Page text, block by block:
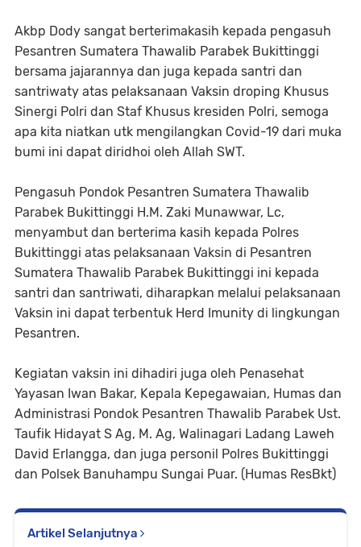
Akbp Dody sangat berterimakasih kepada pengasuh
Pesantren Sumatera Thawalib Parabek Bukittinggi
bersama jajarannya dan juga kepada santri dan
santriwaty atas pelaksanaan Vaksin droping Khusus
Sinergi Polri dan Staf Khusus kresiden Polri, semoga
apa kita niatkan utk mengilangkan Covid-19 dari muka
bumi ini dapat diridhoi oleh Allah SWT.
Pengasuh Pondok Pesantren Sumatera Thawalib
Parabek Bukittinggi H.M. Zaki Munawwar, Lc,
menyambut dan berterima kasih kepada Polres
Bukittinggi atas pelaksanaan Vaksin di Pesantren
Sumatera Thawalib Parabek Bukittinggi ini kepada
santri dan santriwati, diharapkan melalui pelaksanaan
Vaksin ini dapat terbentuk Herd Imunity di lingkungan
Pesantren.
Kegiatan vaksin ini dihadiri juga oleh Penasehat
Yayasan Iwan Bakar, Kepala Kepegawaian, Humas dan
Administrasi Pondok Pesantren Thawalib Parabek Ust.
Taufik Hidayat S Ag, M. Ag, Walinagari Ladang Laweh
David Erlangga, dan juga personil Polres Bukittinggi
dan Polsek Banuhampu Sungai Puar. (Humas ResBkt)
Artikel Selanjutnya